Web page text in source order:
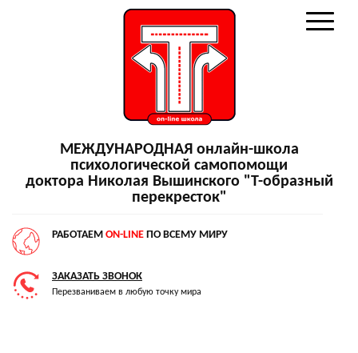
МЕЖДУНАРОДНАЯ онлайн-школа
психологической самопомощи
доктора Николая Вышинского "Т-образный
перекресток"
РАБОТАЕМ ON-LINE ПО ВСЕМУ МИРУ
ЗАКАЗАТЬ ЗВОНОК
Перезваниваем в любую точку мира